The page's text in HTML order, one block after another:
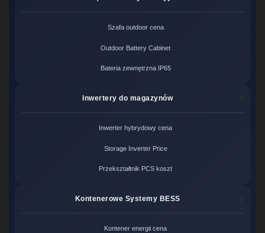
Szafa outdoor cena
Outdoor Battery Cabinet
Bateria zewnętrzna IP65
Inwertery do magazynów
Inwerter hybrydowy cena
Storage Inverter Price
Przekształtnik PCS koszt
Kontenerowe Systemy BESS
Kontener energii cena